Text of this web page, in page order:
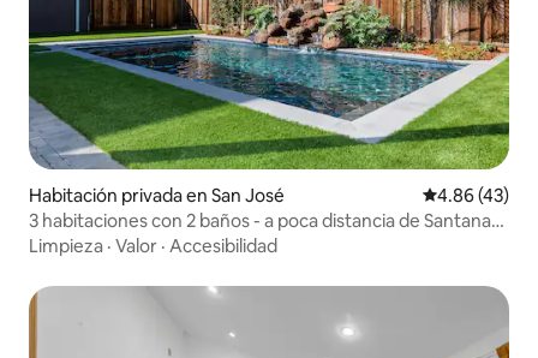
Habitación privada en San José Calificación
4.86 (43)
3 habitaciones con 2 baños - a poca distancia de Santana
Row
Limpieza · Valor · Accesibilidad